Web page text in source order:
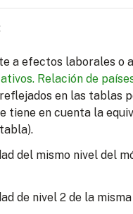
a efectos laborales o
Relación de
en las tablas
en cuenta la
del mismo nivel del
de nivel 2 de la